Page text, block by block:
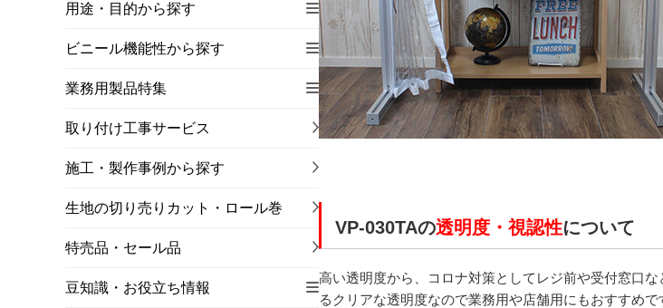
VP-030TAの透明度・視認性について
高い透明度から、コロナ対策としてレジ前や受付窓口
るクリアな透明度なので業務用や店舗用にもおすすめで
用途・目的から探す
ビニール機能性から探す
業務用製品特集
取り付け工事サービス
施工・製作事例から探す
生地の切り売りカット・ロール巻
特売品・セール品
豆知識・お役立ち情報